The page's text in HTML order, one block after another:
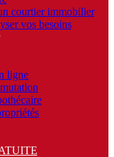
courtier immobilier
vos besoins
ligne